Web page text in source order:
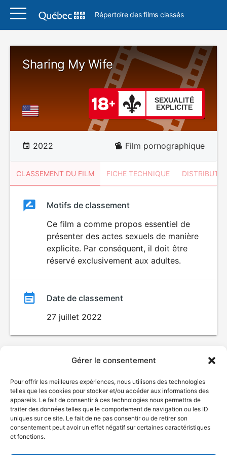
Gérer le consentement
Pour offrir les meilleures expériences, nous utilisons des technologies
telles que les cookies pour stocker et/ou accéder aux informations des
appareils. Le fait de consentir à ces technologies nous permettra de
traiter des données telles que le comportement de navigation ou les ID
uniques sur ce site. Le fait de ne pas consentir ou de retirer son
consentement peut avoir un effet négatif sur certaines caractéristiques
et fonctions.
Répertoire des films classés
Sharing My Wife
SEXUALITÉ
EXPLICITE
2022 Film pornographique
CLASSEMENT DU FILM FICHE TECHNIQUE
ClassementClassement
SEXUALITÉ
EXPLICITE
Motifs de classement
Ce film a comme propos essentiel de
présenter des actes sexuels de manière
explicite. Par conséquent, il doit être
réservé exclusivement aux adultes.
Date de classement
27 juillet 2022